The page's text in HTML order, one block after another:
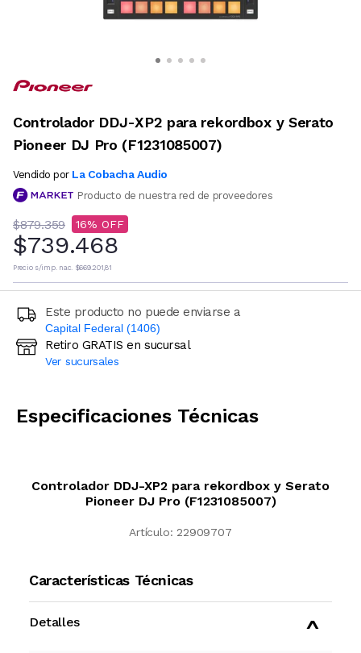
Controlador DDJ-XP2 para rekordbox y Serato
Pioneer DJ Pro (F1231085007)
Vendido por La Cobacha Audio
Producto de nuestra red de proveedores
$879.359 16
$739.468
Precio s/imp. nac. $669.201,81
Este producto no puede enviarse a
Capital Federal (1406)
Ingresá código postal (sólo números)
Retiro GRATIS en sucursal
Ver sucursales
Especificaciones Técnicas
Controlador DDJ-XP2 para rekordbox y Serato
Pioneer DJ Pro (F1231085007)
Artículo: 22909707
Características Técnicas
Detalles